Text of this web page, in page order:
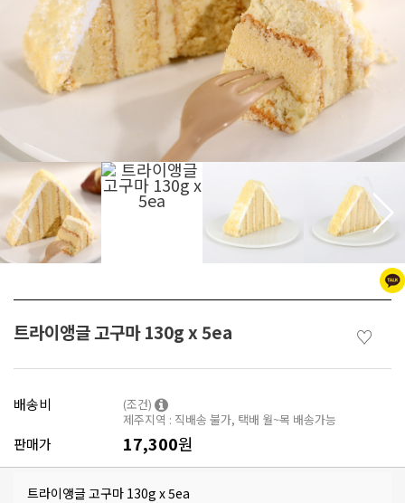
트라이앵글 고구마 130g x 5ea ♡
배송비
(조건)
제주지역 : 직배송 불가, 택배 월~목 배송가능
판매가 17,300원
트라이앵글 고구마 130g x 5ea